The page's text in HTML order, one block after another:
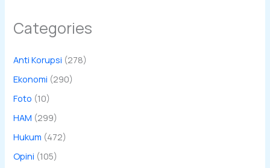
Categories
Anti Korupsi (278)
Ekonomi (290)
Foto (10)
HAM (299)
Hukum (472)
Opini (105)